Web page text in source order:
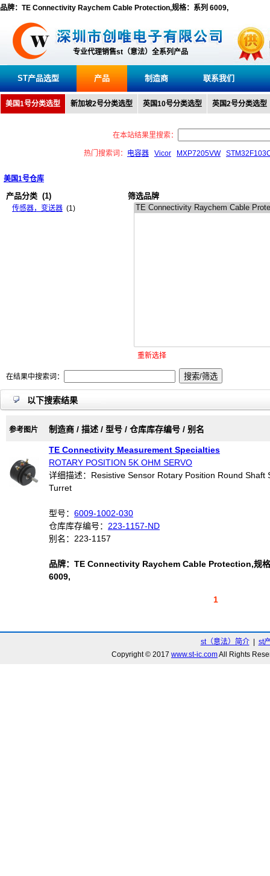
品牌：TE Connectivity Raychem Cable Protection,规格：系列 6009,
专业代理销售st（意法）全系列产品
ST产品选型 产品 制造商 联系我们
美国1号分类选型 新加坡2号分类选型 英国10号分类选型 英国2号分类选型
在本站结果里搜索：
热门搜索词： 电容器 Vicor MXP7205VW
美国1号仓库
产品分类 (1)
传感器，变送器 (1)
筛选品牌
重新选择
在结果中搜索词：
以下搜索结果
参考图片 制造商 / 描述 / 型号 / 仓库库存编号 / 别名
TE Connectivity Measurement Specialties
ROTARY POSITION 5K OHM SERVO
详细描述：Resistive Sensor Rotary Position Round Shaft
Turret
型号： 6009-1002-030
仓库库存编号： 223-1157-ND
别名：223-1157
品牌：TE Connectivity Raychem Cable Protection,规
6009,
1
st（意法）简介| st
Copyright © 2017 www.st-ic.comAll Rights